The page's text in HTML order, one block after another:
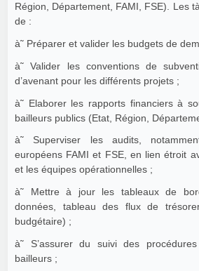
Région, Département, FAMI, FSE). Les
de :
à˜ Préparer et valider les budgets de
à˜ Valider les conventions de
d’avenant pour les différents projets ;
à˜ Elaborer les rapports financiers à
bailleurs publics (Etat, Région,
à˜ Superviser les audits,
européens FAMI et FSE, en lien étroit
et les équipes opérationnelles ;
à˜ Mettre à jour les tableaux de
données, tableau des flux de
budgétaire) ;
à˜ S’assurer du suivi des
bailleurs ;